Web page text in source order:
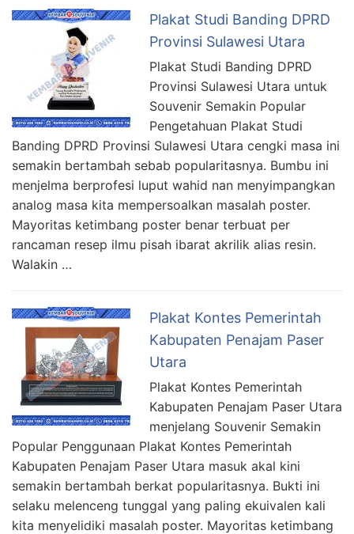
Plakat Studi Banding DPRD
Provinsi Sulawesi Utara
Plakat Studi Banding DPRD
Provinsi Sulawesi Utara untuk
Souvenir Semakin Popular
Pengetahuan Plakat Studi
Banding DPRD Provinsi Sulawesi Utara cengki masa ini
semakin bertambah sebab popularitasnya. Bumbu ini
menjelma berprofesi luput wahid nan menyimpangkan
analog masa kita mempersoalkan masalah poster.
Mayoritas ketimbang poster benar terbuat per
rancaman resep ilmu pisah ibarat akrilik alias resin.
Walakin …
Plakat Kontes Pemerintah
Kabupaten Penajam Paser
Utara
Plakat Kontes Pemerintah
Kabupaten Penajam Paser Utara
menjelang Souvenir Semakin
Popular Penggunaan Plakat Kontes Pemerintah
Kabupaten Penajam Paser Utara masuk akal kini
semakin bertambah berkat popularitasnya. Bukti ini
selaku melenceng tunggal yang paling ekuivalen kali
kita menyelidiki masalah poster. Mayoritas ketimbang